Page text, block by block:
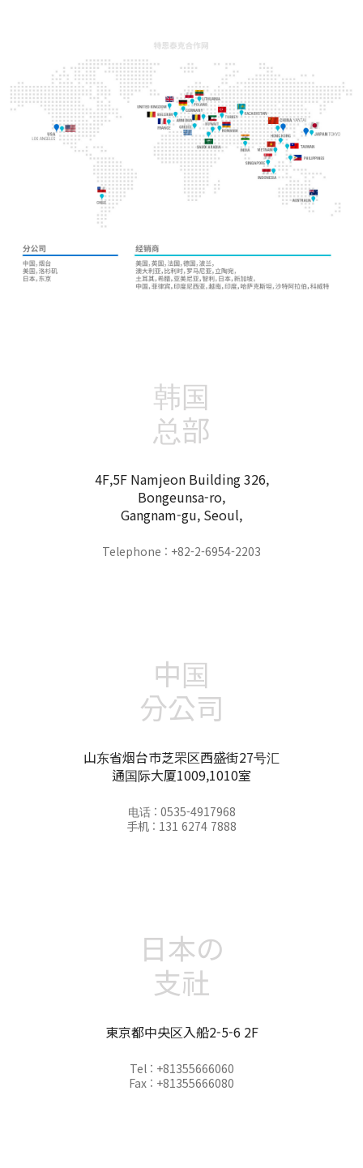
韩国
总部
4F,5F Namjeon Building 326,
Bongeunsa-ro,
Gangnam-gu, Seoul,
Telephone : +82-2-6954-2203
中国
分公司
山东省烟台市芝罘区西盛街27号汇
通国际大厦1009,1010室
电话 : 0535-4917968
手机 : 131 6274 7888
日本の
支社
東京都中央区入船2-5-6 2F
Tel : +81355666060
Fax : +81355666080